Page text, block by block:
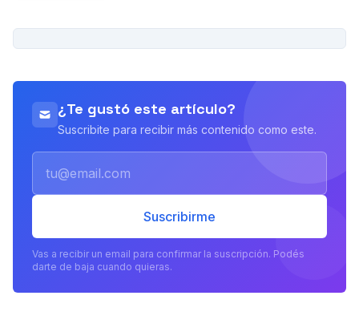
¿Te gustó este artículo?
Suscribite para recibir más contenido como este.
Suscribirme
Vas a recibir un email para confirmar la suscripción. Podés
darte de baja cuando quieras.